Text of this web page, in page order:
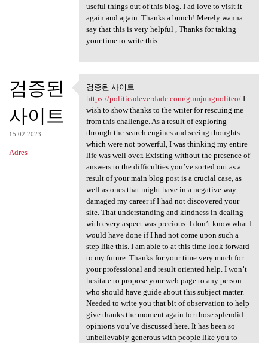
useful things out of this blog. I ad love to visit it
again and again. Thanks a bunch! Merely wanna
say that this is very helpful , Thanks for taking
your time to write this.
검증된
사이트
15.02.2023
Adres
검증된 사이트 https:/
검증된 사이트
https://politicadeverdade.com/gumjungnoliteo/I
wish to show thanks to the writer for rescuing me
from this challenge. As a result of exploring
through the search engines and seeing thoughts
which were not powerful, I was thinking my entire
life was well over. Existing without the presence of
answers to the difficulties you’ve sorted out as a
result of your main blog post is a crucial case, as
well as ones that might have in a negative way
damaged my career if I had not discovered your
site. That understanding and kindness in dealing
with every aspect was precious. I don’t know what I
would have done if I had not come upon such a
step like this. I am able to at this time look forward
to my future. Thanks for your time very much for
your professional and result oriented help. I won’t
hesitate to propose your web page to any person
who should have guide about this subject matter.
Needed to write you that bit of observation to help
give thanks the moment again for those splendid
opinions you’ve discussed here. It has been so
unbelievably generous with people like you to